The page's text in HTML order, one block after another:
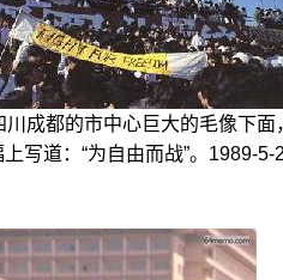
成都的市中心巨大的毛像下面
写道：“为自由而战”。1989-5-